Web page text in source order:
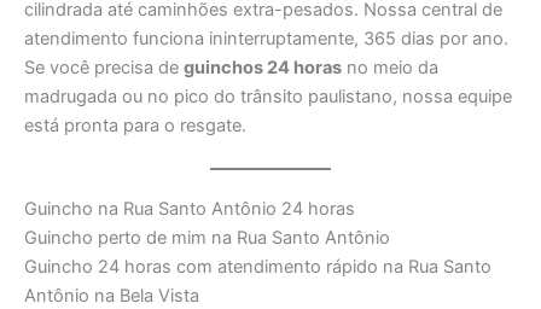
cilindrada até caminhões extra-pesados. Nossa central de
atendimento funciona ininterruptamente, 365 dias por ano.
Se você precisa de guinchos 24 horas no meio da
madrugada ou no pico do trânsito paulistano, nossa equipe
está pronta para o resgate.
Guincho na Rua Santo Antônio 24 horas
Guincho perto de mim na Rua Santo Antônio
Guincho 24 horas com atendimento rápido na Rua Santo
Antônio na Bela Vista